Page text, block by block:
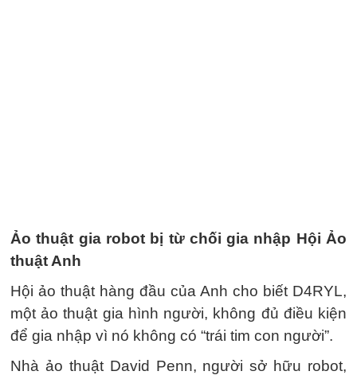
Ảo thuật gia robot bị từ chối gia nhập Hội Ảo
thuật Anh
Hội ảo thuật hàng đầu của Anh cho biết D4RYL,
một ảo thuật gia hình người, không đủ điều kiện
để gia nhập vì nó không có “trái tim con người”.
Nhà ảo thuật David Penn, người sở hữu robot,